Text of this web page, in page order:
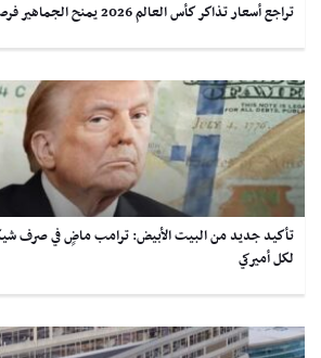
تراجع أسعار تذاكر كأس العالم 2026 يمنح الجماهير فرصة جديدة للحضور
لكل أميركي